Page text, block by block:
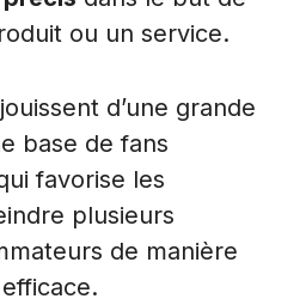
ou un service.
d’une grande
base de fans
favorise les
plusieurs
de manière